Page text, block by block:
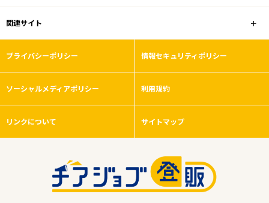
フリーワード
関連サイト
プライバシーポリシー 情報セキュリティポリシー
ソーシャルメディアポリシー 利用規約
リンクについて サイトマップ